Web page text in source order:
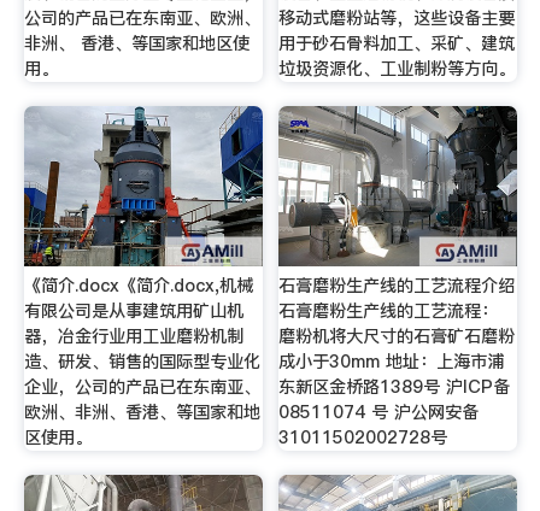
公司的产品已在东南亚、欧洲、
非洲、 香港、等国家和地区使
用。
移动式磨粉站等，这些设备主要
用于砂石骨料加工、采矿、建筑
垃圾资源化、工业制粉等方向。
《简介.docx《简介.docx,机械
有限公司是从事建筑用矿山机
器，冶金行业用工业磨粉机制
造、研发、销售的国际型专业化
企业，公司的产品已在东南亚、
欧洲、非洲、香港、等国家和地
区使用。
石膏磨粉生产线的工艺流程介绍
石膏磨粉生产线的工艺流程：
磨粉机将大尺寸的石膏矿石磨粉
成小于30mm 地址：上海市浦
东新区金桥路1389号 沪ICP备
08511074 号 沪公网安备
31011502002728号